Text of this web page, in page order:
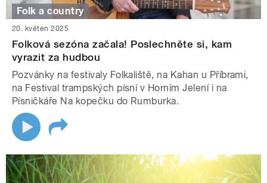
Folk a country
20. květen 2025
Folková sezóna začala! Poslechněte si, kam
vyrazit za hudbou
Pozvánky na festivaly Folkaliště, na Kahan u Příbrami,
na Festival trampských písní v Horním Jelení i na
Písničkáře Na kopečku do Rumburka.